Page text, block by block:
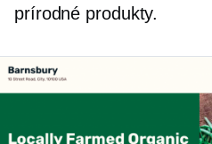
prírodné produkty.